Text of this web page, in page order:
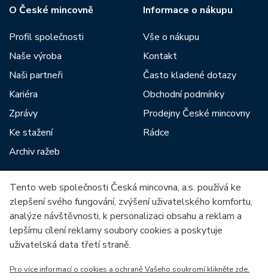
O České mincovně
Profil společnosti
Naše výroba
Naši partneři
Kariéra
Zprávy
Ke stažení
Archiv ražeb
Informace o nákupu
Vše o nákupu
Kontakt
Často kladené dotazy
Obchodní podmínky
Prodejny České mincovny
Rádce
Mezi naše partnery patří:
Evropská unie
Tento web společnosti Česká mincovna, a.s. používá ke
zlepšení svého fungování, zvýšení uživatelského komfortu,
analýze návštěvnosti, k personalizaci obsahu a reklam a
lepšímu cílení reklamy soubory cookies a poskytuje
uživatelská data třetí straně.
Pro více informací o cookies a ochraně Vašeho soukromí klikněte zde.